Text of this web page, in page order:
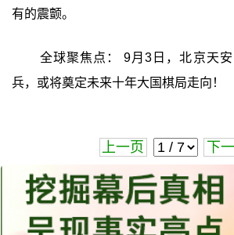
有的震颤。
全球聚焦点： 9月3日，北京天
兵，或将奠定未来十年大国棋局走向！
上一页 下